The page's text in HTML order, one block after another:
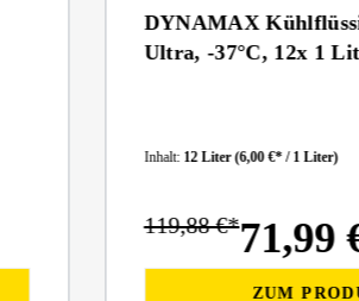
DYNAMAX
Ultra, -37°C, 12x 1
Inhalt: 12 Liter(6,00 €* / 1 Liter)
71,99
119,88 €*
ZUM